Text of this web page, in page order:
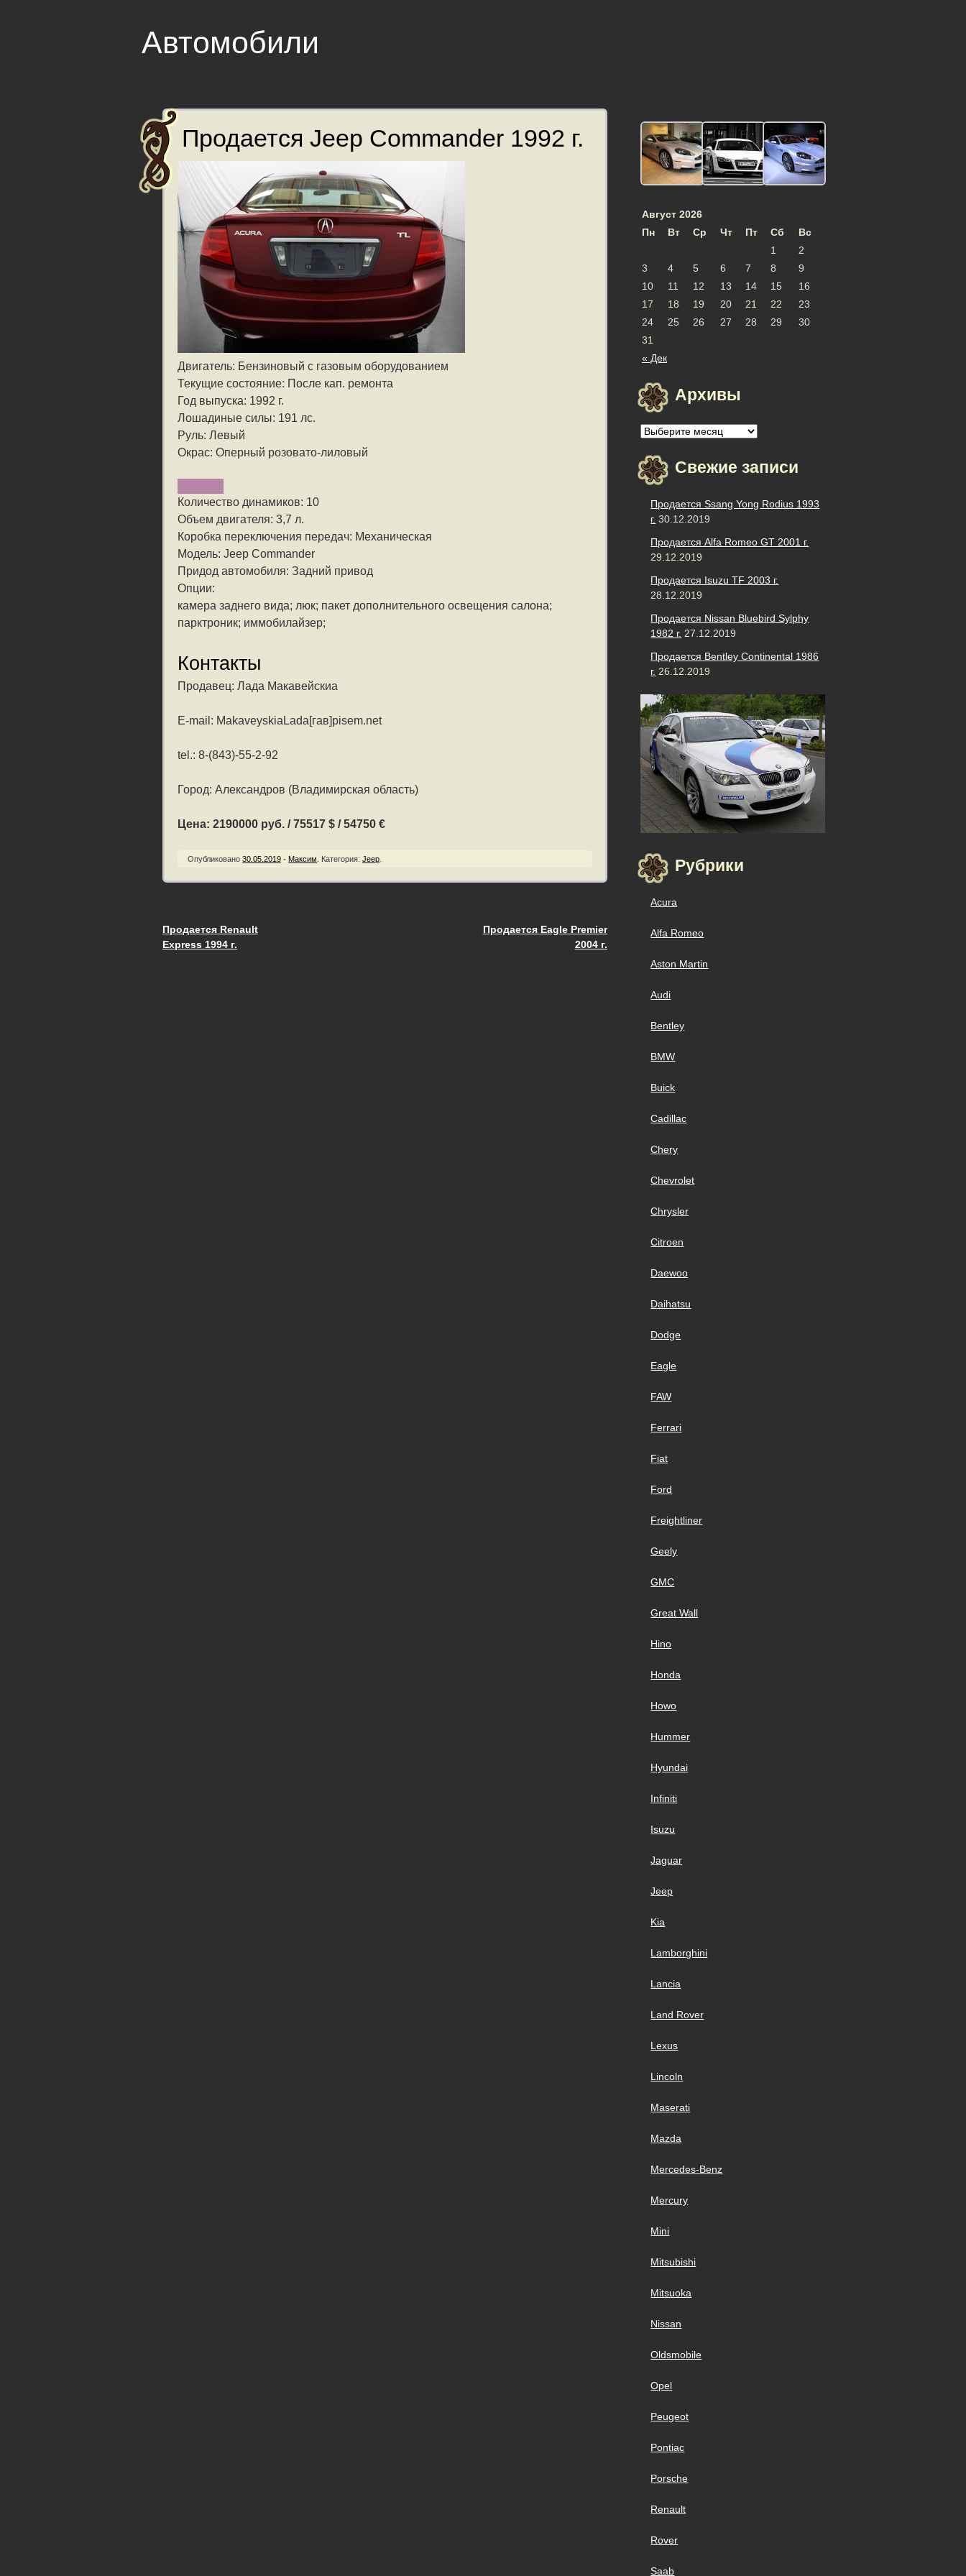
Автомобили
Продается Jeep Commander 1992 г.
Двигатель: Бензиновый с газовым оборудованием
Текущие состояние: После кап. ремонта
Год выпуска: 1992 г.
Лошадиные силы: 191 лс.
Руль: Левый
Окрас: Оперный розовато-лиловый
Количество динамиков: 10
Объем двигателя: 3,7 л.
Коробка переключения передач: Механическая
Модель: Jeep Commander
Придод автомобиля: Задний привод
Опции:
камера заднего вида; люк; пакет дополнительного освещения салона;
парктроник; иммобилайзер;
Контакты
Продавец: Лада Макавейскиа
E-mail: MakaveyskiaLada[гав]pisem.net
tel.: 8-(843)-55-2-92
Город: Александров (Владимирская область)
Цена: 2190000 руб. / 75517 $ / 54750 €
Опубликовано 30.05.2019 - Максим Категория: Jeep
Запись навигация
Продается Renault
Express 1994 г.
Продается Eagle Premier
2004 г.
Август 2026
Пн
Вт Ср Чт Пт Сб Вс
« Дек
1
2
3
4 5 6 7 8
9
10
11 12 13 14 15
16
17
18 19 20 21 22
23
24
25 26 27 28 29
30
31
Архивы
Архивы
Свежие записи
Продается Ssang Yong Rodius 1993
г. 30.12.2019
Продается Alfa Romeo GT 2001 г.
29.12.2019
Продается Isuzu TF 2003 г.
28.12.2019
Продается Nissan Bluebird Sylphy
1982 г. 27.12.2019
Продается Bentley Continental 1986
г. 26.12.2019
Рубрики
Acura
Alfa Romeo
Aston Martin
Audi
Bentley
BMW
Buick
Cadillac
Chery
Chevrolet
Chrysler
Citroen
Daewoo
Daihatsu
Dodge
Eagle
FAW
Ferrari
Fiat
Ford
Freightliner
Geely
GMC
Great Wall
Hino
Honda
Howo
Hummer
Hyundai
Infiniti
Isuzu
Jaguar
Jeep
Kia
Lamborghini
Lancia
Land Rover
Lexus
Lincoln
Maserati
Mazda
Mercedes-Benz
Mercury
Mini
Mitsubishi
Mitsuoka
Nissan
Oldsmobile
Opel
Peugeot
Pontiac
Porsche
Renault
Rover
Saab